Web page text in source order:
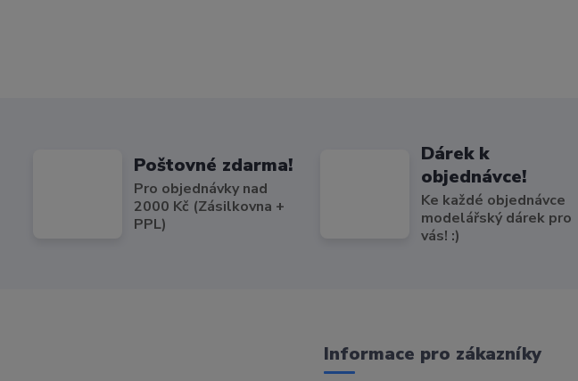
Poštovné zdarma!
Pro objednávky nad
2000 Kč (Zásilkovna +
PPL)
Dárek k
objednávce!
Ke každé objednávce
modelářský dárek pro
vás! :)
Informace pro zákazníky